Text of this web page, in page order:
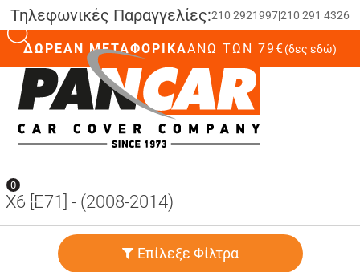
Τηλεφωνικές Παραγγελίες:210 2921997|210 291 4326
ΔΩΡΕΑΝ ΜΕΤΑΦΟΡΙΚΑΆΝΩ ΤΩΝ 79€(δες εδώ)
0
X6 [E71] - (2008-2014)
Επίλεξε Φίλτρα